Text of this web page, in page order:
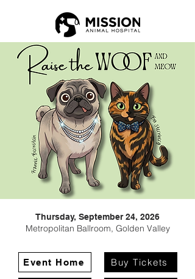
Thursday, September 24, 2026
Metropolitan Ballroom, Golden Valley
Event Home Buy Tickets